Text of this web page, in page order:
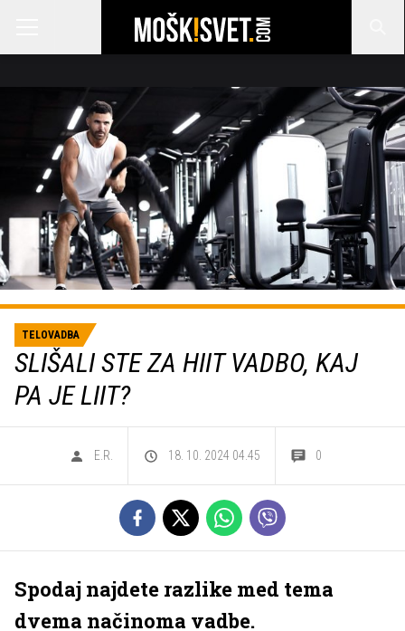
TELOVADBA
SLIŠALI STE ZA HIIT VADBO, KAJ
PA JE LIIT?
E.R. 18. 10. 2024 04.45 0
Spodaj najdete razlike med tema
dvema načinoma vadbe.